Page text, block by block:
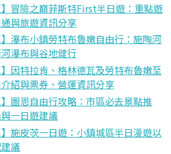
】冒險之巔菲斯特First半日遊：重點遊
與旅遊資訊分享
】瀑布小鎮勞特布魯嫩自由行：施陶河
瀑布與谷地健行
】因特拉肯、格林德瓦及勞特布魯嫩至
紹與票券、營運資訊分享
】圖恩自由行攻略：市區必去景點推
一日遊建議
】施皮茨一日遊：小鎮城區半日漫遊以
議